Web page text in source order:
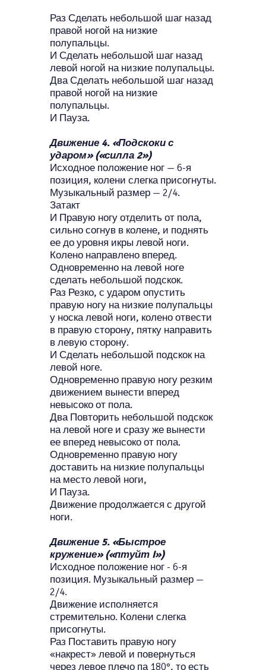
Раз Сделать небольшой шаг назад
правой ногой на низкие
полупальцы.
И Сделать небольшой шаг назад
левой ногой на низкие полупальцы.
Два Сделать небольшой шаг назад
правой ногой на низкие
полупальцы.
И Пауза.
Движение 4. «Подскоки с
ударом» («силла 2»)
Исходное положение ног — 6-я
позиция, колени слегка присогнуты.
Музыкальный размер — 2/4.
Затакт
И Правую ногу отделить от пола,
сильно согнув в колене, и поднять
ее до уровня икры левой ноги.
Колено направлено вперед.
Одновременно на левой ноге
сделать небольшой подскок.
Раз Резко, с ударом опустить
правую ногу на низкие полупальцы
у носка левой ноги, колено отвести
в правую сторону, пятку направить
в левую сторону.
И Сделать небольшой подскок на
левой ноге.
Одновременно правую ногу резким
движением вынести вперед
невысоко от пола.
Два Повторить небольшой подскок
на левой ноге и сразу же вынести
ее вперед невысоко от пола.
Одновременно правую ногу
доставить на низкие полупальцы
на место левой ноги,
И Пауза.
Движение продолжается с другой
ноги.
Движение 5. «Быстрое
кружение» («птуйт I»)
Исходное положение ног - 6-я
позиция. Музыкальный размер —
2/4.
Движение исполняется
стремительно. Колени слегка
присогнуты.
Раз Поставить правую ногу
«накрест» левой и повернуться
через левое плечо па 180°, то есть